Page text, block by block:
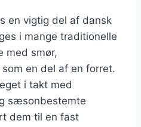
en vigtig del af dansk
i mange traditionelle
med smør,
en del af en forret.
i takt med
sæsonbestemte
dem til en fast